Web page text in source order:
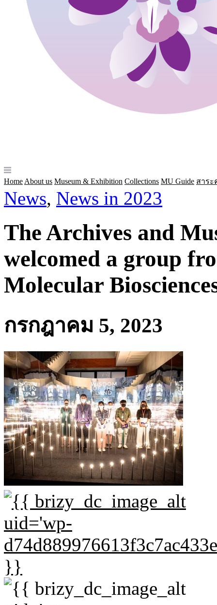
Home About us Museum & Exhibition Collections MU Guide สาระ
News, News in 2023
The Archives and
welcomed a group
Molecular
กรกฎาคม 5, 2023